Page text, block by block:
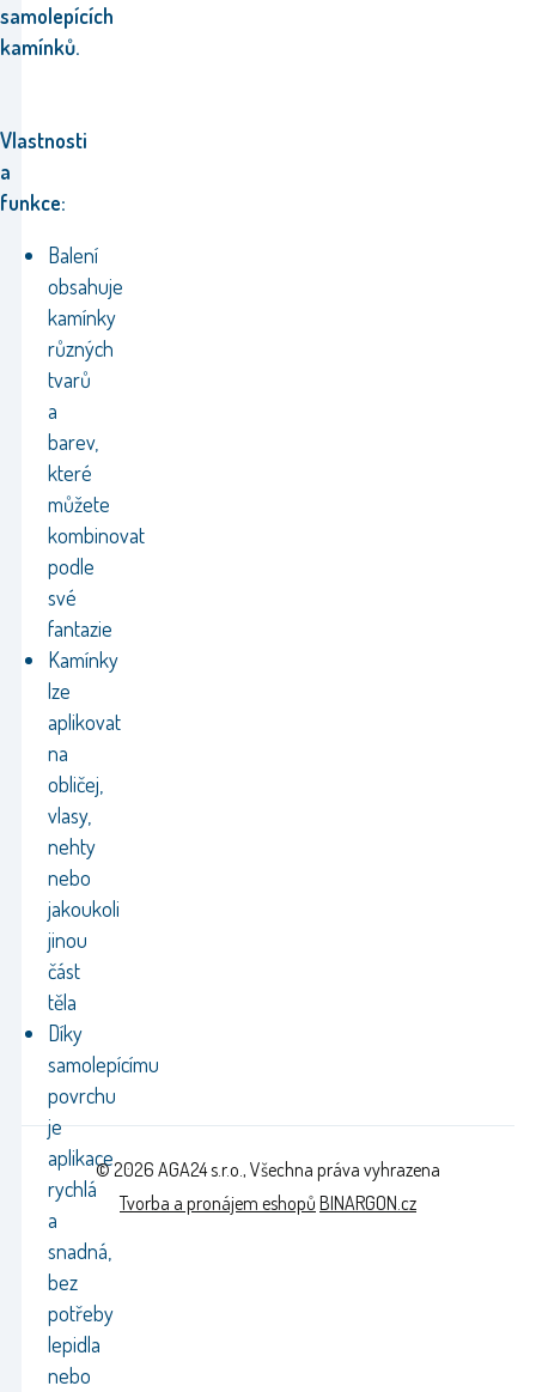
samolepících
kamínků.
Vlastnosti
a
funkce:
Balení
obsahuje
kamínky
různých
tvarů
a
barev,
které
můžete
kombinovat
podle
své
fantazie
Kamínky
lze
aplikovat
na
obličej,
vlasy,
nehty
nebo
jakoukoli
jinou
část
těla
Díky
samolepícímu
povrchu
je
aplikace
rychlá
a
snadná,
bez
potřeby
lepidla
nebo
© 2026 AGA24 s.r.o., Všechna práva vyhrazena
Tvorba a pronájem eshopů BINARGON.cz